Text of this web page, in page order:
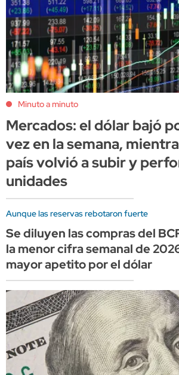
Minuto a minuto
Mercados: el dólar bajó
vez en la semana,
país volvió a subir y
unidades
Aunque las reservas rebotaron fuerte
Se diluyen las compras del
la menor cifra semanal de
mayor apetito por el dólar